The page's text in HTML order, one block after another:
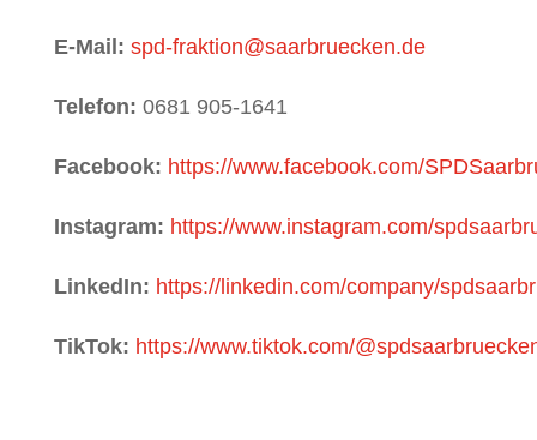
E-Mail: spd-fraktion@saarbruecken.de
Telefon: 0681 905-1641
Facebook: https://www.facebook.com/
Instagram: https://www.instagram.com/
LinkedIn: https://linkedin.com/company/
TikTok: https://www.tiktok.com/